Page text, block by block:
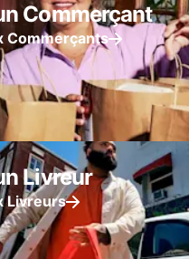
Commerçant
Commerçants
Livreur
Livreurs